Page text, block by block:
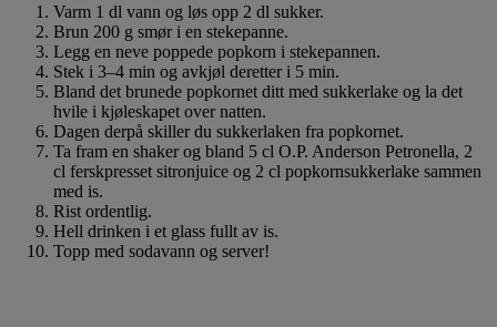
Varm 1 dl vann og løs opp 2 dl sukker.
Brun 200 g smør i en stekepanne.
Legg en neve poppede popkorn i stekepannen.
Stek i 3–4 min og avkjøl deretter i 5 min.
Bland det brunede popkornet ditt med sukkerlake og la det
hvile i kjøleskapet over natten.
Dagen derpå skiller du sukkerlaken fra popkornet.
Ta fram en shaker og bland 5 cl O.P. Anderson Petronella, 2
cl ferskpresset sitronjuice og 2 cl popkornsukkerlake sammen
med is.
Rist ordentlig.
Hell drinken i et glass fullt av is.
Topp med sodavann og server!